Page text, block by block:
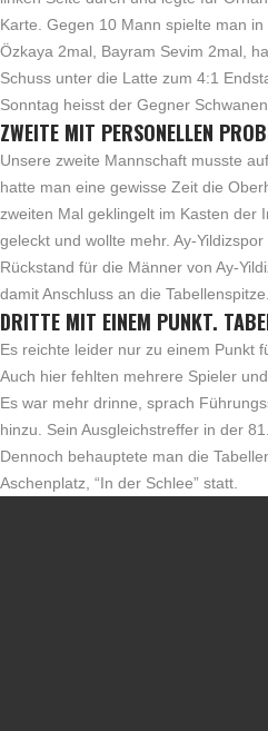
Karte. Gegen 10 Mann spielte man
Özkaya 2mal, Bayram Sevim 2mal,
Schuss unter die Latte zum 4:1
Sonntag heisst der Gegner
ZWEITE MIT PERSONELLEN
Unsere zweite Mannschaft musste
hatte man eine gewisse Zeit die
zweiten Mal geklingelt im Kasten der
geleckt und wollte mehr. Ay-
Rückstand für die Männer von Ay-
damit Anschluss an die Tabellenspitze.
DRITTE MIT EINEM PUNKT.
Es reichte leider nur zu einem Punkt
Auch hier fehlten mehrere Spieler
Es war mehr drinne, sprach
hinzu. Sein Ausgleichstreffer in der
Dennoch behauptete man die
Aschenplatz, “In der Schlee” statt.